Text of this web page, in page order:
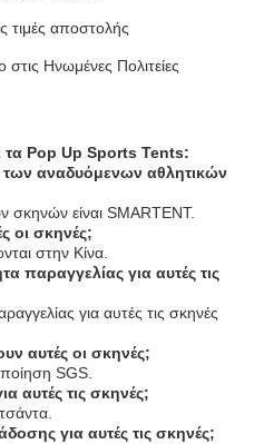
τιμές αποστολής
Ηνωμένες Πολιτείες
τα Pop Up Sports Tents:
αναδυόμενων αθλητικών
είναι SMARTENT.
οι σκηνές;
στην Κίνα.
παραγγελίας για αυτές τις
για αυτές τις σκηνές
αυτές οι σκηνές;
SGS.
αυτές τις σκηνές;
για αυτές τις σκηνές;